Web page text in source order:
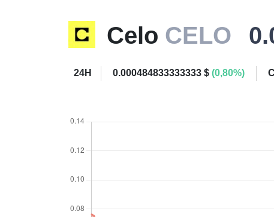
Celo CELO
24H 0.000484833333333 $ (0,80%)